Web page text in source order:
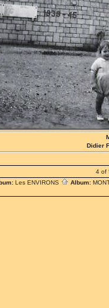
Didier
4 of
Les ENVIRONS Album: